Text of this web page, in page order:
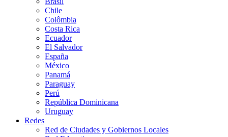
Chile
Colômbia
Costa Rica
Ecuador
El Salvador
España
México
Panamá
Paraguay
Perú
República Dominicana
Uruguay
Redes
Red de Ciudades y Gobiernos Locales